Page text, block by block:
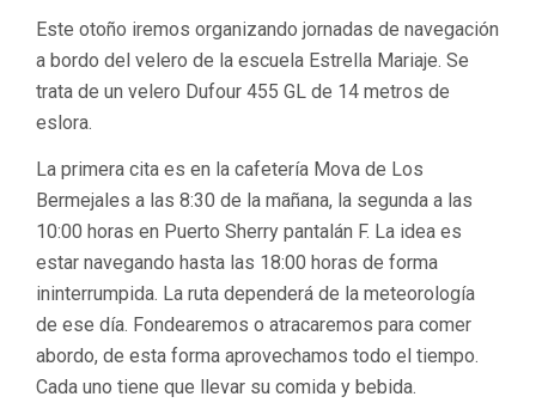
Este otoño iremos organizando jornadas de navegación
a bordo del velero de la escuela Estrella Mariaje. Se
trata de un velero Dufour 455 GL de 14 metros de
eslora.
La primera cita es en la cafetería Mova de Los
Bermejales a las 8:30 de la mañana, la segunda a las
10:00 horas en Puerto Sherry pantalán F. La idea es
estar navegando hasta las 18:00 horas de forma
ininterrumpida. La ruta dependerá de la meteorología
de ese día. Fondearemos o atracaremos para comer
abordo, de esta forma aprovechamos todo el tiempo.
Cada uno tiene que llevar su comida y bebida.